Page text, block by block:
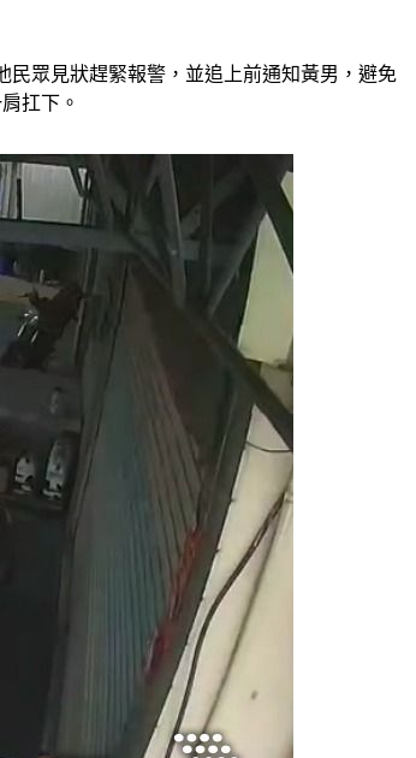
民眾見狀趕緊報警，並追上前通知黃男，避免
扛下。